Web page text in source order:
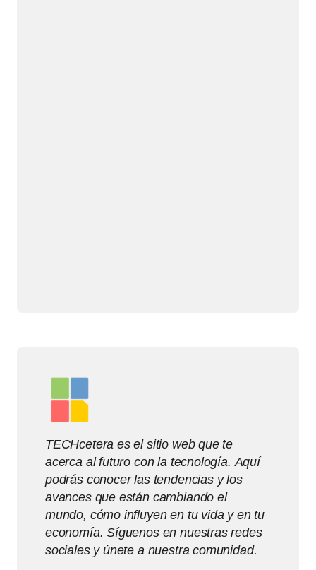
TECHcetera es el sitio web que te
acerca al futuro con la tecnología. Aquí
podrás conocer las tendencias y los
avances que están cambiando el
mundo, cómo influyen en tu vida y en tu
economía. Síguenos en nuestras redes
sociales y únete a nuestra comunidad.